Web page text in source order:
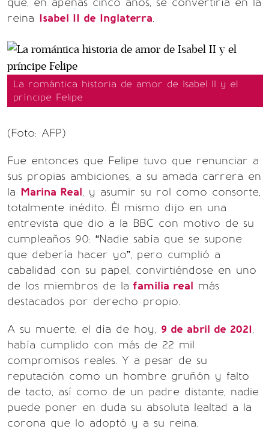
reina Isabel II de Inglaterra.
La romántica historia de amor de Isabel II y el
príncipe Felipe
(Foto: AFP)
Fue entonces que Felipe tuvo que renunciar a
sus propias ambiciones, a su amada carrera en
la Marina Real, y asumir su rol como consorte,
totalmente inédito. Él mismo dijo en una
entrevista que dio a la BBC con motivo de su
cumpleaños 90: “Nadie sabía que se supone
que debería hacer yo”, pero cumplió a
cabalidad con su papel, convirtiéndose en uno
de los miembros de la familia real más
destacados por derecho propio.
A su muerte, el día de hoy, 9 de abril de 2021,
había cumplido con más de 22 mil
compromisos reales. Y a pesar de su
reputación como un hombre gruñón y falto
de tacto, así como de un padre distante, nadie
puede poner en duda su absoluta lealtad a la
corona que lo adoptó y a su reina.